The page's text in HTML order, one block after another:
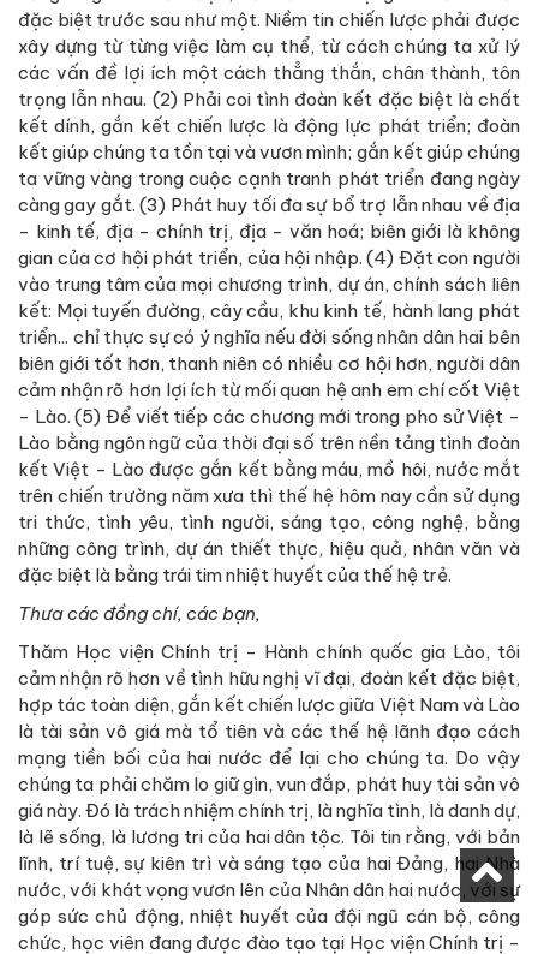
đặc biệt trước sau như một. Niềm tin chiến lược phải được
xây dựng từ từng việc làm cụ thể, từ cách chúng ta xử lý
các vấn đề lợi ích một cách thẳng thắn, chân thành, tôn
trọng lẫn nhau. (2) Phải coi tình đoàn kết đặc biệt là chất
kết dính, gắn kết chiến lược là động lực phát triển; đoàn
kết giúp chúng ta tồn tại và vươn mình; gắn kết giúp chúng
ta vững vàng trong cuộc cạnh tranh phát triển đang ngày
càng gay gắt. (3) Phát huy tối đa sự bổ trợ lẫn nhau về địa
- kinh tế, địa - chính trị, địa - văn hoá; biên giới là không
gian của cơ hội phát triển, của hội nhập. (4) Đặt con người
vào trung tâm của mọi chương trình, dự án, chính sách liên
kết: Mọi tuyến đường, cây cầu, khu kinh tế, hành lang phát
triển... chỉ thực sự có ý nghĩa nếu đời sống nhân dân hai bên
biên giới tốt hơn, thanh niên có nhiều cơ hội hơn, người dân
cảm nhận rõ hơn lợi ích từ mối quan hệ anh em chí cốt Việt
- Lào. (5) Để viết tiếp các chương mới trong pho sử Việt -
Lào bằng ngôn ngữ của thời đại số trên nền tảng tình đoàn
kết Việt - Lào được gắn kết bằng máu, mồ hôi, nước mắt
trên chiến trường năm xưa thì thế hệ hôm nay cần sử dụng
tri thức, tình yêu, tình người, sáng tạo, công nghệ, bằng
những công trình, dự án thiết thực, hiệu quả, nhân văn và
đặc biệt là bằng trái tim nhiệt huyết của thế hệ trẻ.
Thưa các đồng chí, các bạn,
Thăm Học viện Chính trị - Hành chính quốc gia Lào, tôi
cảm nhận rõ hơn về tình hữu nghị vĩ đại, đoàn kết đặc biệt,
hợp tác toàn diện, gắn kết chiến lược giữa Việt Nam và Lào
là tài sản vô giá mà tổ tiên và các thế hệ lãnh đạo cách
mạng tiền bối của hai nước để lại cho chúng ta. Do vậy
chúng ta phải chăm lo giữ gìn, vun đắp, phát huy tài sản vô
giá này. Đó là trách nhiệm chính trị, là nghĩa tình, là danh dự,
là lẽ sống, là lương tri của hai dân tộc. Tôi tin rằng, với bản
lĩnh, trí tuệ, sự kiên trì và sáng tạo của hai Đảng, hai Nhà
nước, với khát vọng vươn lên của Nhân dân hai nước, với sự
góp sức chủ động, nhiệt huyết của đội ngũ cán bộ, công
chức, học viên đang được đào tạo tại Học viện Chính trị -